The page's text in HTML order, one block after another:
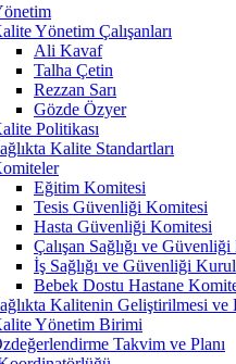
Yönetim Çalışanları
Ali Kavaf
Talha Çetin
Rezzan Sarı
Gözde Özyer
Politikası
Kalite Standartları
Eğitim Komitesi
Tesis Güvenliği Komitesi
Hasta Güvenliği Komitesi
Çalışan Sağlığı ve
İş Sağlığı ve Güvenliği
Bebek Dostu Hastane
Kalitenin Geliştirilmesi
Yönetim Birimi
Takvim ve Planı